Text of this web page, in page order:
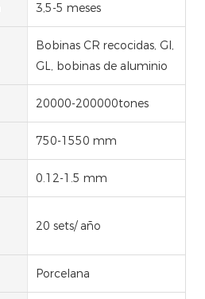
3,5-5 meses
Bobinas CR recocidas, GI,
GL, bobinas de aluminio
20000-200000tones
750-1550 mm
0.12-1.5 mm
20 sets/ año
Porcelana